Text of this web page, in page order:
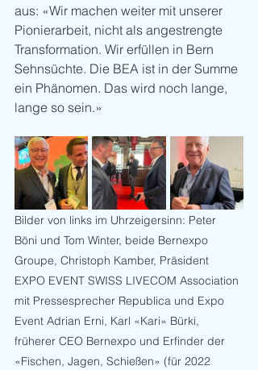
aus: «Wir machen weiter mit unserer
Pionierarbeit, nicht als angestrengte
Transformation. Wir erfüllen in Bern
Sehnsüchte. Die BEA ist in der Summe
ein Phänomen. Das wird noch lange,
lange so sein.»
Bilder von links im Uhrzeigersinn: Peter
Böni und Tom Winter, beide Bernexpo
Groupe, Christoph Kamber, Präsident
EXPO EVENT SWISS LIVECOM Association
mit Pressesprecher Republica und Expo
Event Adrian Erni, Karl «Kari» Bürki,
früherer CEO Bernexpo und Erfinder der
«Fischen, Jagen, Schießen» (für 2022